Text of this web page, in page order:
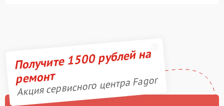
Получите 1500 рублей на
ремонт
Акция сервисного центра Fagor